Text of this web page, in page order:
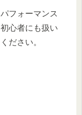
フォーマンス
心者にも扱い
ださい。